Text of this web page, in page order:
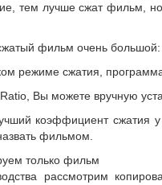
тем лучше сжат фильм,
фильм очень большой:
режиме сжатия,
Вы можете вручную
коэффициент сжатия
фильмом.
только фильм
рассмотрим